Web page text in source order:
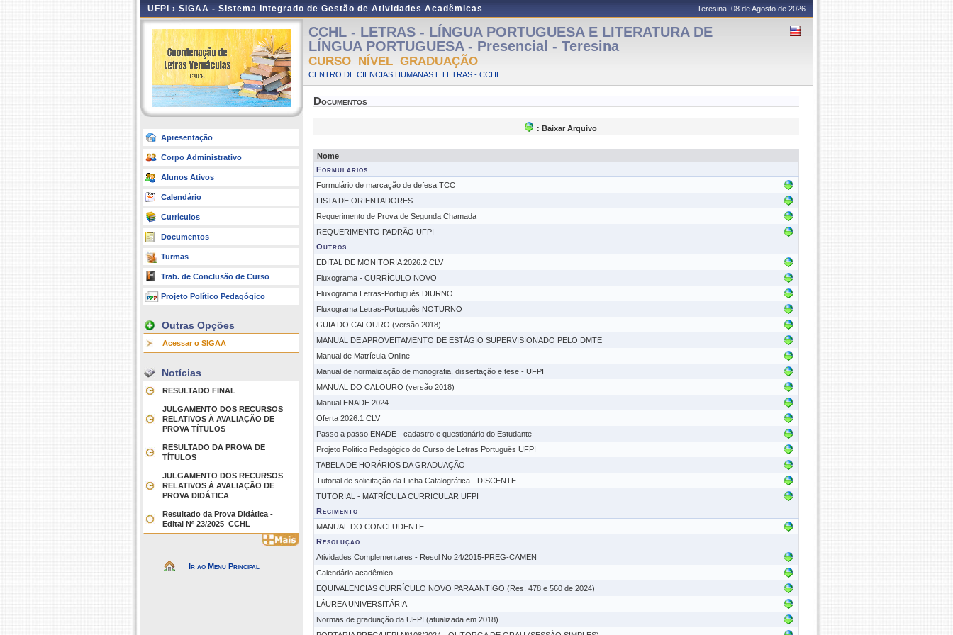
UFPI › SIGAA - Sistema Integrado de Gestão de Atividades Acadêmicas Teresina, 08 de Agosto de 2026
Apresentação
Corpo Administrativo
Alunos Ativos
Calendário
Currículos
Documentos
Turmas
Trab. de Conclusão de Curso
Projeto Político Pedagógico
Outras Opções
Acessar o SIGAA
Notícias
RESULTADO FINAL
JULGAMENTO DOS RECURSOS
RELATIVOS À AVALIAÇÃO DE
PROVA TÍTULOS
RESULTADO DA PROVA DE
TÍTULOS
JULGAMENTO DOS RECURSOS
RELATIVOS À AVALIAÇÃO DE
PROVA DIDÁTICA
Resultado da Prova Didática -
Edital Nº 23/2025  CCHL
Ir ao Menu Principal
CCHL - LETRAS - LÍNGUA PORTUGUESA E LITERATURA DE
LÍNGUA PORTUGUESA - Presencial - Teresina
CURSO NÍVEL GRADUAÇÃO
CENTRO DE CIENCIAS HUMANAS E LETRAS - CCHL
Documentos
: Baixar Arquivo
Nome
Formulários
Formulário de marcação de defesa TCC
LISTA DE ORIENTADORES
Requerimento de Prova de Segunda Chamada
REQUERIMENTO PADRÃO UFPI
Outros
EDITAL DE MONITORIA 2026.2 CLV
Fluxograma - CURRÍCULO NOVO
Fluxograma Letras-Português DIURNO
Fluxograma Letras-Português NOTURNO
GUIA DO CALOURO (versão 2018)
MANUAL DE APROVEITAMENTO DE ESTÁGIO SUPERVISIONADO PELO DMTE
Manual de Matrícula Online
Manual de normalização de monografia, dissertação e tese - UFPI
MANUAL DO CALOURO (versão 2018)
Manual ENADE 2024
Oferta 2026.1 CLV
Passo a passo ENADE - cadastro e questionário do Estudante
Projeto Político Pedagógico do Curso de Letras Português UFPI
TABELA DE HORÁRIOS DA GRADUAÇÃO
Tutorial de solicitação da Ficha Catalográfica - DISCENTE
TUTORIAL - MATRÍCULA CURRICULAR UFPI
Regimento
MANUAL DO CONCLUDENTE
Resolução
Atividades Complementares - Resol No 24/2015-PREG-CAMEN
Calendário acadêmico
EQUIVALENCIAS CURRÍCULO NOVO PARA ANTIGO (Res. 478 e 560 de 2024)
LÁUREA UNIVERSITÁRIA
Normas de graduação da UFPI (atualizada em 2018)